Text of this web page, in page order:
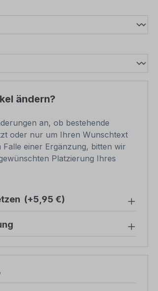
ändern?
an, ob bestehende
oder nur um Ihren Wunschtext
einer Ergänzung, bitten wir
Platzierung Ihres
(+5,95 €)